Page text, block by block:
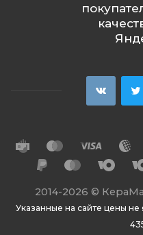
2014-2026 ©
Указанные на сайте цены